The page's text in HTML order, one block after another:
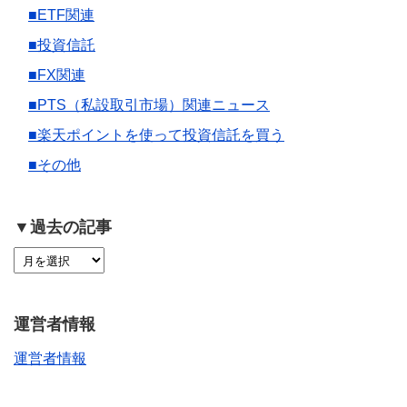
■ETF関連
■投資信託
■FX関連
■PTS（私設取引市場）関連ニュース
■楽天ポイントを使って投資信託を買う
■その他
▼過去の記事
運営者情報
運営者情報